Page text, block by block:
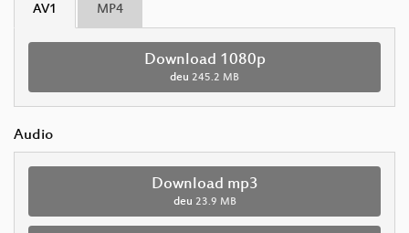
AV1 MP4
Download 1080p
deu 245.2 MB
Audio
Download mp3
deu 23.9 MB